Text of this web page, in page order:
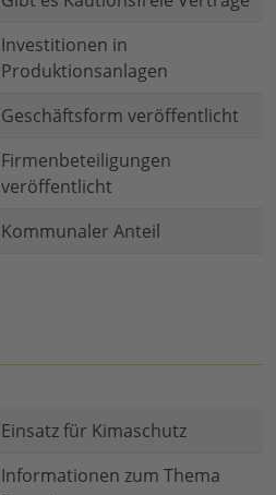
Investitionen in
Produktionsanlagen
Geschäftsform veröffentlicht
Firmenbeteiligungen
veröffentlicht
Kommunaler Anteil
Einsatz für Kimaschutz
Informationen zum Thema